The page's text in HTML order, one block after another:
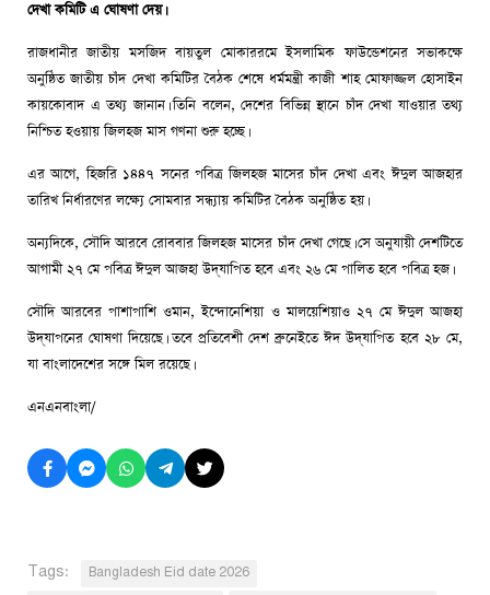
দেখা কমিটি এ ঘোষণা দেয়।
রাজধানীর জাতীয় মসজিদ বায়তুল মোকাররমে ইসলামিক ফাউন্ডেশনের সভাকক্ষে
অনুষ্ঠিত জাতীয় চাঁদ দেখা কমিটির বৈঠক শেষে ধর্মমন্ত্রী কাজী শাহ মোফাজ্জল হোসাইন
কায়কোবাদ এ তথ্য জানান। তিনি বলেন, দেশের বিভিন্ন স্থানে চাঁদ দেখা যাওয়ার তথ্য
নিশ্চিত হওয়ায় জিলহজ মাস গণনা শুরু হচ্ছে।
এর আগে, হিজরি ১৪৪৭ সনের পবিত্র জিলহজ মাসের চাঁদ দেখা এবং ঈদুল আজহার
তারিখ নির্ধারণের লক্ষ্যে সোমবার সন্ধ্যায় কমিটির বৈঠক অনুষ্ঠিত হয়।
অন্যদিকে, সৌদি আরবে রোববার জিলহজ মাসের চাঁদ দেখা গেছে। সে অনুযায়ী দেশটিতে
আগামী ২৭ মে পবিত্র ঈদুল আজহা উদ্‌যাপিত হবে এবং ২৬ মে পালিত হবে পবিত্র হজ।
সৌদি আরবের পাশাপাশি ওমান, ইন্দোনেশিয়া ও মালয়েশিয়াও ২৭ মে ঈদুল আজহা
উদ্‌যাপনের ঘোষণা দিয়েছে। তবে প্রতিবেশী দেশ ব্রুনেইতে ঈদ উদ্‌যাপিত হবে ২৮ মে,
যা বাংলাদেশের সঙ্গে মিল রয়েছে।
এনএনবাংলা/
Tags:
Bangladesh Eid date 2026